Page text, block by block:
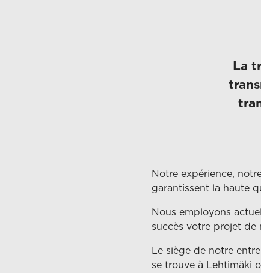
La
Notre expérience,
garantissent la haute
Nous employons
succès votre projet de
Le siège de notre
se trouve à Lehtimäki